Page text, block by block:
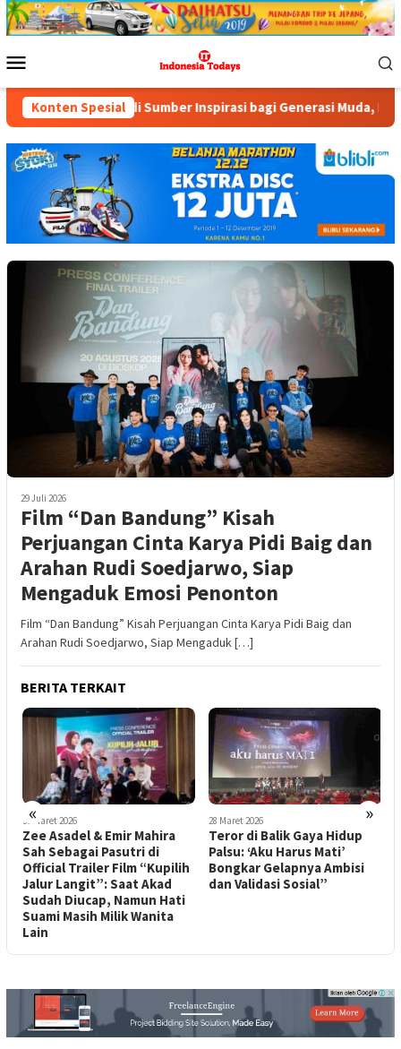
Loncat
ke
Mobile
Konten Spesial
Sumber Inspirasi bagi Generasi Muda, Pelaku Usaha,
29 Juli 2026
Film “Dan Bandung” Kisah
Perjuangan Cinta Karya Pidi Baig dan
Arahan Rudi Soedjarwo, Siap
Mengaduk Emosi Penonton
Film “Dan Bandung” Kisah Perjuangan Cinta Karya Pidi Baig dan
Arahan Rudi Soedjarwo, Siap Mengaduk […]
BERITA TERKAIT
« »
30 Maret 2026
Zee Asadel & Emir Mahira
Sah Sebagai Pasutri di
Official Trailer Film “Kupilih
Jalur Langit”: Saat Akad
Sudah Diucap, Namun Hati
Suami Masih Milik Wanita
Lain
28 Maret 2026
Teror di Balik Gaya Hidup
Palsu: ‘Aku Harus Mati’
Bongkar Gelapnya Ambisi
dan Validasi Sosial”